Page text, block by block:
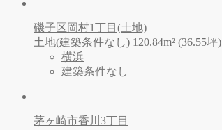
磯子区岡村1丁目(土地)
土地(建築条件なし) 120.84m² (36.55坪)
横浜
建築条件なし
茅ヶ崎市香川3丁目